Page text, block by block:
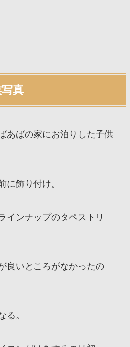
真
あばの家にお泊りした子供
に飾り付け。
インナップのタペストリ
良いところがなかったの
る。